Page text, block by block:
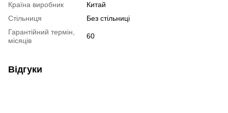
Країна виробник
Китай
Стільниця
Без стільниці
Гарантійний термін,
місяців
60
Відгуки